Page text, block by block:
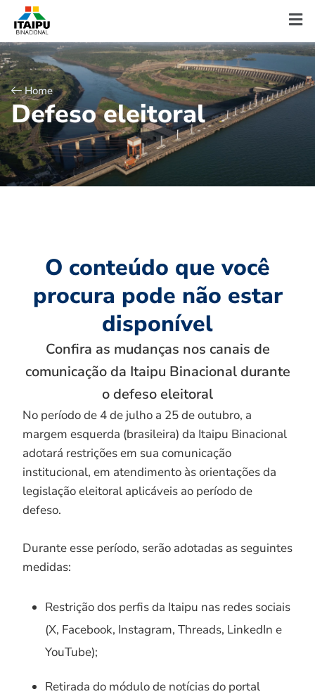
Home
Defeso eleitoral
O conteúdo que você
procura pode não estar
disponível
Confira as mudanças nos canais de
comunicação da Itaipu Binacional durante
o defeso eleitoral
No período de 4 de julho a 25 de outubro, a
margem esquerda (brasileira) da Itaipu Binacional
adotará restrições em sua comunicação
institucional, em atendimento às orientações da
legislação eleitoral aplicáveis ao período de
defeso.
Durante esse período, serão adotadas as seguintes
medidas:
Restrição dos perfis da Itaipu nas redes sociais
(X, Facebook, Instagram, Threads, LinkedIn e
YouTube);
Retirada do módulo de notícias do portal